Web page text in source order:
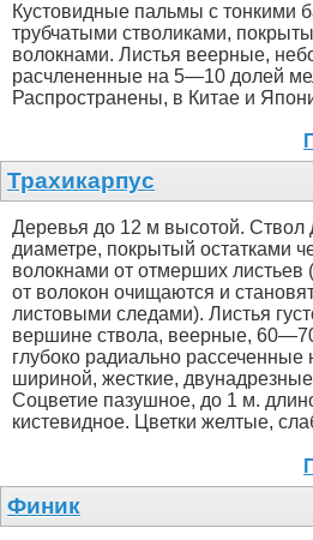
Кустовидные пальмы с тонкими
трубчатыми стволиками,
волокнами. Листья веерные,
расчлененные на 5—10 долей
Распространены, в Китае и
Трахикарпус
Деревья до 12 м высотой.
диаметре, покрытый остатками
волокнами от отмерших листьев
от волокон очищаются и
листовыми следами). Листья
вершине ствола, веерные,
глубоко радиально рассеченные
шириной, жесткие,
Соцветие пазушное, до 1 м.
кистевидное. Цветки желтые,
Финик